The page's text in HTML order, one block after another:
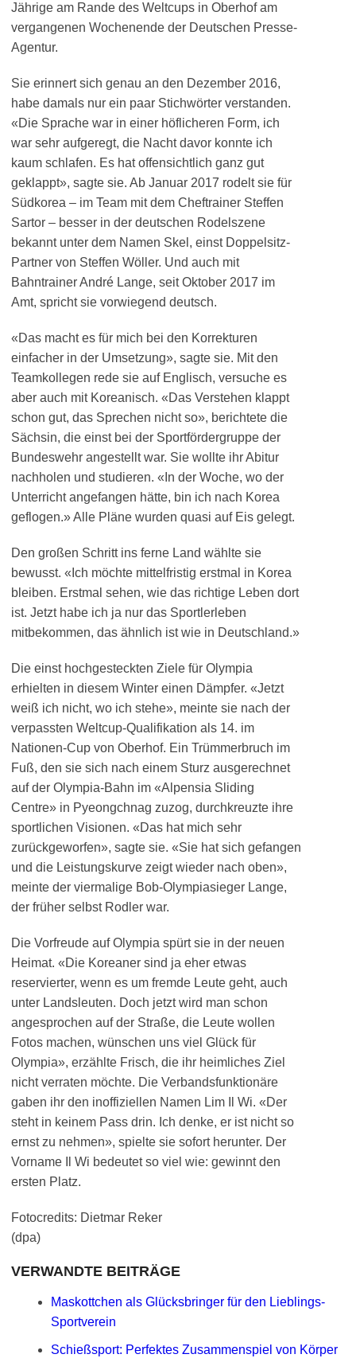
Jährige am Rande des Weltcups in Oberhof am
vergangenen Wochenende der Deutschen Presse-
Agentur.
Sie erinnert sich genau an den Dezember 2016,
habe damals nur ein paar Stichwörter verstanden.
«Die Sprache war in einer höflicheren Form, ich
war sehr aufgeregt, die Nacht davor konnte ich
kaum schlafen. Es hat offensichtlich ganz gut
geklappt», sagte sie. Ab Januar 2017 rodelt sie für
Südkorea – im Team mit dem Cheftrainer Steffen
Sartor – besser in der deutschen Rodelszene
bekannt unter dem Namen Skel, einst Doppelsitz-
Partner von Steffen Wöller. Und auch mit
Bahntrainer André Lange, seit Oktober 2017 im
Amt, spricht sie vorwiegend deutsch.
«Das macht es für mich bei den Korrekturen
einfacher in der Umsetzung», sagte sie. Mit den
Teamkollegen rede sie auf Englisch, versuche es
aber auch mit Koreanisch. «Das Verstehen klappt
schon gut, das Sprechen nicht so», berichtete die
Sächsin, die einst bei der Sportfördergruppe der
Bundeswehr angestellt war. Sie wollte ihr Abitur
nachholen und studieren. «In der Woche, wo der
Unterricht angefangen hätte, bin ich nach Korea
geflogen.» Alle Pläne wurden quasi auf Eis gelegt.
Den großen Schritt ins ferne Land wählte sie
bewusst. «Ich möchte mittelfristig erstmal in Korea
bleiben. Erstmal sehen, wie das richtige Leben dort
ist. Jetzt habe ich ja nur das Sportlerleben
mitbekommen, das ähnlich ist wie in Deutschland.»
Die einst hochgesteckten Ziele für Olympia
erhielten in diesem Winter einen Dämpfer. «Jetzt
weiß ich nicht, wo ich stehe», meinte sie nach der
verpassten Weltcup-Qualifikation als 14. im
Nationen-Cup von Oberhof. Ein Trümmerbruch im
Fuß, den sie sich nach einem Sturz ausgerechnet
auf der Olympia-Bahn im «Alpensia Sliding
Centre» in Pyeongchnag zuzog, durchkreuzte ihre
sportlichen Visionen. «Das hat mich sehr
zurückgeworfen», sagte sie. «Sie hat sich gefangen
und die Leistungskurve zeigt wieder nach oben»,
meinte der viermalige Bob-Olympiasieger Lange,
der früher selbst Rodler war.
Die Vorfreude auf Olympia spürt sie in der neuen
Heimat. «Die Koreaner sind ja eher etwas
reservierter, wenn es um fremde Leute geht, auch
unter Landsleuten. Doch jetzt wird man schon
angesprochen auf der Straße, die Leute wollen
Fotos machen, wünschen uns viel Glück für
Olympia», erzählte Frisch, die ihr heimliches Ziel
nicht verraten möchte. Die Verbandsfunktionäre
gaben ihr den inoffiziellen Namen Lim Il Wi. «Der
steht in keinem Pass drin. Ich denke, er ist nicht so
ernst zu nehmen», spielte sie sofort herunter. Der
Vorname Il Wi bedeutet so viel wie: gewinnt den
ersten Platz.
Fotocredits: Dietmar Reker
(dpa)
VERWANDTE BEITRÄGE
Maskottchen als Glücksbringer für den Lieblings-
Sportverein
Schießsport: Perfektes Zusammenspiel von Körper